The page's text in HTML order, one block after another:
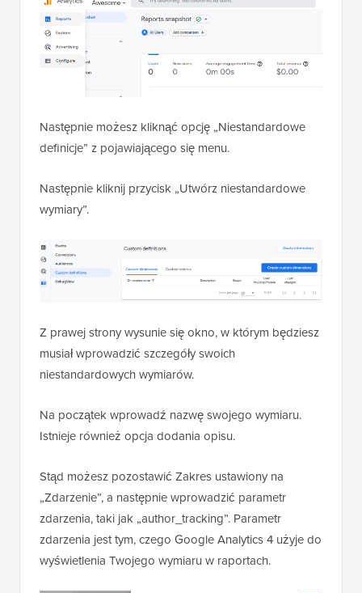
Następnie możesz kliknąć opcję „Niestandardowe
definicje” z pojawiającego się menu.
Następnie kliknij przycisk „Utwórz niestandardowe
wymiary”.
Z prawej strony wysunie się okno, w którym będziesz
musiał wprowadzić szczegóły swoich
niestandardowych wymiarów.
Na początek wprowadź nazwę swojego wymiaru.
Istnieje również opcja dodania opisu.
Stąd możesz pozostawić Zakres ustawiony na
„Zdarzenie”, a następnie wprowadzić parametr
zdarzenia, taki jak „author_tracking”. Parametr
zdarzenia jest tym, czego Google Analytics 4 użyje do
wyświetlenia Twojego wymiaru w raportach.